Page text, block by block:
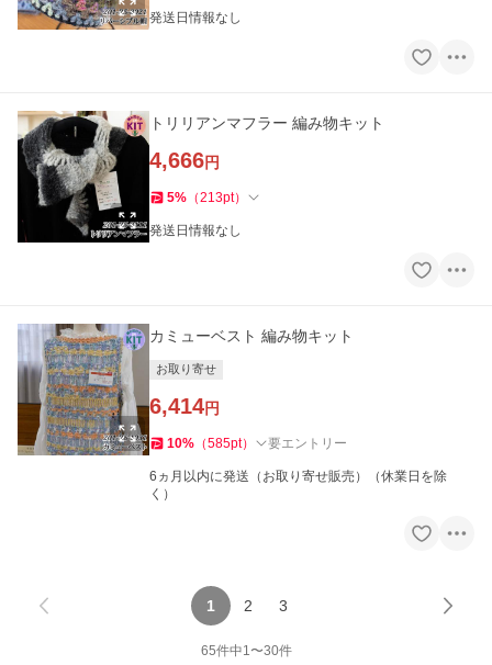
発送日情報なし
トリリアンマフラー 編み物キット
4,666円
5% （213pt）
発送日情報なし
カミューベスト 編み物キット
お取り寄せ
6,414円
10% （585pt） 要エントリー
6ヵ月以内に発送（お取り寄せ販売）（休業日を除
く）
1 2 3
65件中1〜30件